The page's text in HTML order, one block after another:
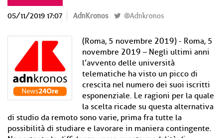
05/11/2019 17:07 AdnKronos @Adnkronos
(Roma, 5 novembre 2019) - Roma, 5
novembre 2019 – Negli ultimi anni
l’avvento delle università
telematiche ha visto un picco di
crescita nel numero dei suoi iscritti
esponenziale. Le ragioni per la quale
la scelta ricade su questa alternativa
di studio da remoto sono varie, prima fra tutte la
possibilità di studiare e lavorare in maniera contingente.